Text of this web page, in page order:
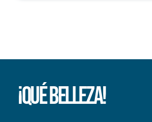
¡Qué Belleza!